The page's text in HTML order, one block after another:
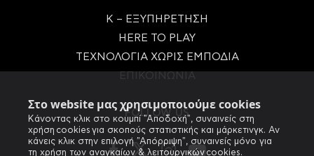
Στο website μας χρησιμοποιούμε cookies
Κάνοντας κλικ στο κουμπί "Αποδοχή", συναινείς στη
χρήση cookies για σκοπούς στατιστικής και μάρκετινγκ. Αν
κάνεις κλικ στην επιλογή "Απόρριψη", συναινείς μόνο για
τη χρήση των αναγκαίων & λειτουργικών cookies.
Κ – ΕΞΥΠΗΡΕΤΗΣΗ
HERE TO PLAY
ΤΕΧΝΟΛΟΓΙΑ ΧΩΡΙΣ ΕΜΠΟΔΙΑ
FOLLOW US